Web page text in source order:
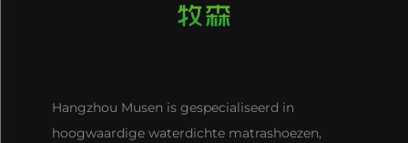
Hangzhou Musen is gespecialiseerd in
hoogwaardige waterdichte matrashoezen,